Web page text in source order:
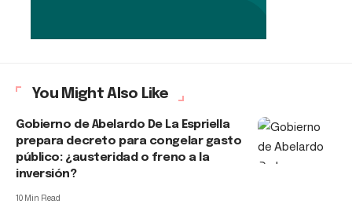
You Might Also Like
Gobierno de Abelardo De La Espriella
prepara decreto para congelar gasto
público: ¿austeridad o freno a la
inversión?
10 Min Read